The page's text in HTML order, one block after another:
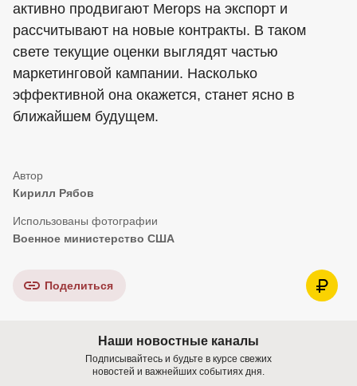
активно продвигают Merops на экспорт и
рассчитывают на новые контракты. В таком
свете текущие оценки выглядят частью
маркетинговой кампании. Насколько
эффективной она окажется, станет ясно в
ближайшем будущем.
Кирилл Рябов
Военное министерство США
Поделиться
Наши новостные каналы
Подписывайтесь и будьте в курсе свежих
новостей и важнейших событиях дня.